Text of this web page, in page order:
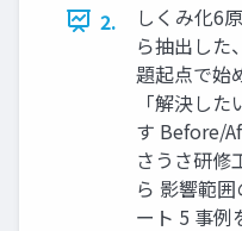
2.
しくみ化6
ら抽出した
題起点で始
「解決し
す Before/
さうさ研修
ら 影響範
ート 5 事例